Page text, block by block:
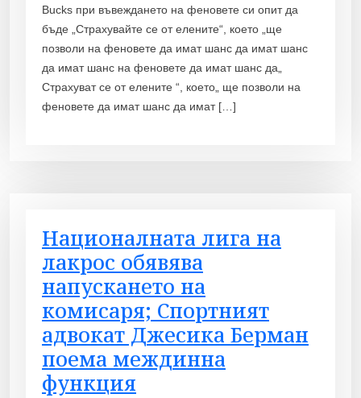
Bucks при въвеждането на феновете си опит да
бъде „Страхувайте се от елените“, което „ще
позволи на феновете да имат шанс да имат шанс
да имат шанс на феновете да имат шанс да„
Страхуват се от елените “, което„ ще позволи на
феновете да имат шанс да имат […]
Националната лига на
лакрос обявява
напускането на
комисаря; Спортният
адвокат Джесика Берман
поема междинна
функция